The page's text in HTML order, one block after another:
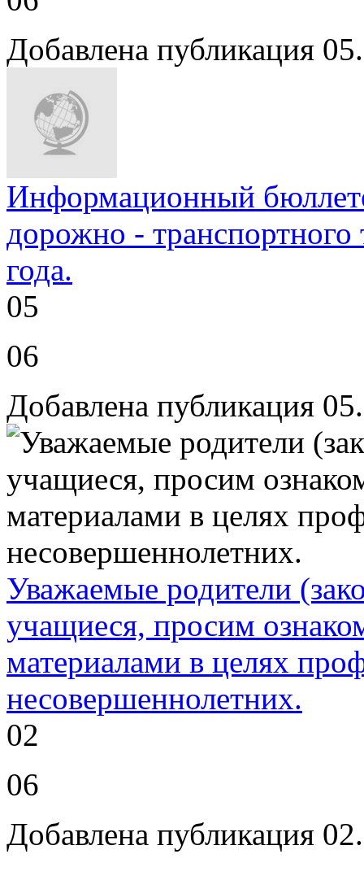
Добавлена публикация
Информационный
дорожно - транспортного
года.
05
06
Добавлена публикация
Уважаемые родители
учащиеся, просим
материалами в целях
несовершеннолетних.
02
06
Добавлена публикация